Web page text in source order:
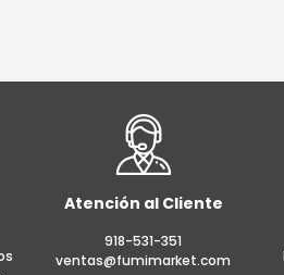
Atención al Cliente
918-531-351
ventas@fumimarket.com